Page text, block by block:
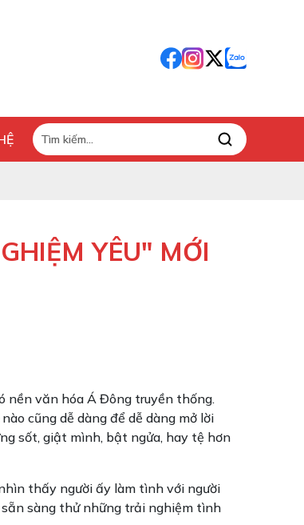
YÊU" MỚI
nền văn hóa Á Đông truyền thống.
cũng dễ dàng để dễ dàng mở lời
sốt, giật mình, bật ngửa, hay tệ hơn
thấy người ấy làm tình với người
sàng thử những trải nghiệm tình